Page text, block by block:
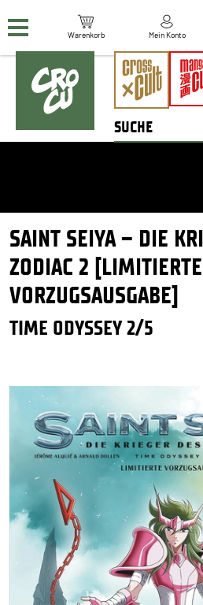
Warenkorb Mein Konto
SAINT SEIYA – DIE
ZODIAC 2 [LIMITIERTE
VORZUGSAUSGABE]
TIME ODYSSEY 2/5